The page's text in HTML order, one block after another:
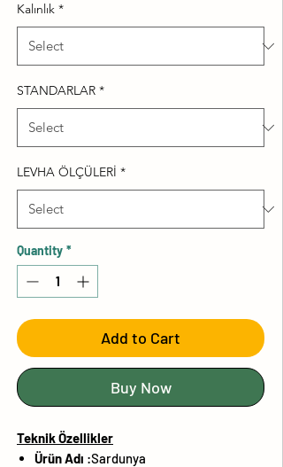
Kalınlık *
STANDARLAR *
LEVHA ÖLÇÜLERİ *
Quantity *
Add to Cart
Buy Now
Teknik Özellikler
Ürün Adı :Sardunya